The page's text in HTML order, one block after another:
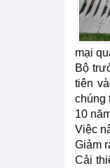
mại
Bộ
tiên
chúng
10
Việc
Giảm
Cải